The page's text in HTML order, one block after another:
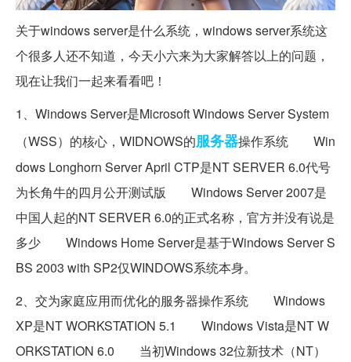
关于windows server是什么系统，windows server系统这
个很多人还不知道，今天小六来为大家解答以上的问题，
现在让我们一起来看看吧！
1、Windows Server是Microsoft Windows Server System
（WSS）的核心，WIDNOWS的服务器操作系统 Win
dows Longhorn Server April CTP是NT SERVER 6.0代号
为长角牛的四月公开测试版 Windows Server 2007是
中国人起的NT SERVER 6.0的正式名称，官方并没有说是
多少 Windows Home Server是基于Windows Server S
BS 2003 with SP2仅WINDOWS系统本身。
2、交为家庭应用而优化的服务器操作系统 Windows
XP是NT WORKSTATION 5.1 Windows Vista是NT W
ORKSTATION 6.0 当初Windows 32位新技术（NT）